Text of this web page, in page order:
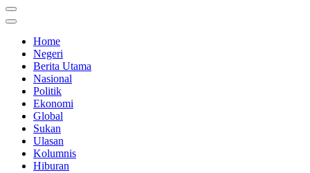
Home
Negeri
Berita Utama
Nasional
Politik
Ekonomi
Global
Sukan
Ulasan
Kolumnis
Hiburan